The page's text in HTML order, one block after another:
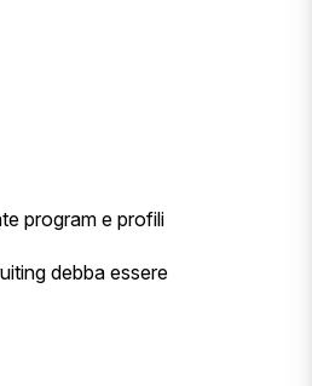
program e profili
debba essere